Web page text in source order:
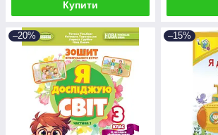
Купити
–20% –15%